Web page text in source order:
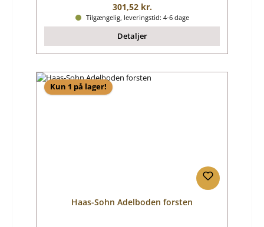
Almindelig pris:
301,52 kr.
Tilgængelig, leveringstid: 4-6 dage
Detaljer
Kun 1 på lager!
Haas-Sohn Adelboden forsten